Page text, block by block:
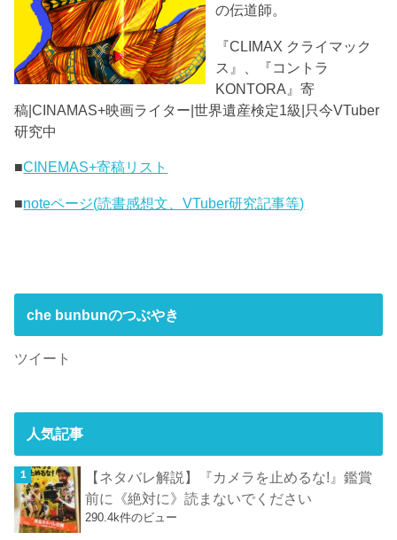
の伝道師。
『CLIMAX クライマック
ス』、『コントラ
KONTORA』寄
稿|CINAMAS+映画ライター|世界遺産検定1級|只今VTuber
研究中
■CINEMAS+寄稿リスト
■noteページ(読書感想文、VTuber研究記事等)
che bunbunのつぶやき
ツイート
人気記事
【ネタバレ解説】『カメラを止めるな!』鑑賞
前に《絶対に》読まないでください
290.4k件のビュー